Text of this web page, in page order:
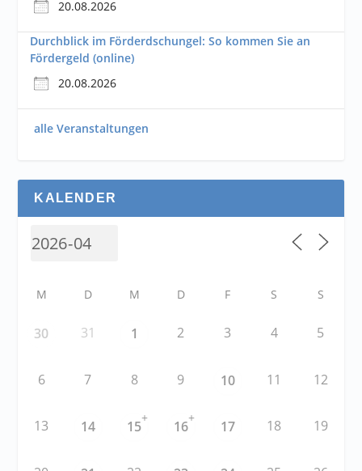
20.08.2026
Durchblick im Förderdschungel: So kommen Sie an
Fördergeld (online)
20.08.2026
alle Veranstaltungen
KALENDER
M D M D F S S
30 31 1 2 3 4 5
6 7 8 9 10 11 12
13 14 15
+
16
+
17 18 19